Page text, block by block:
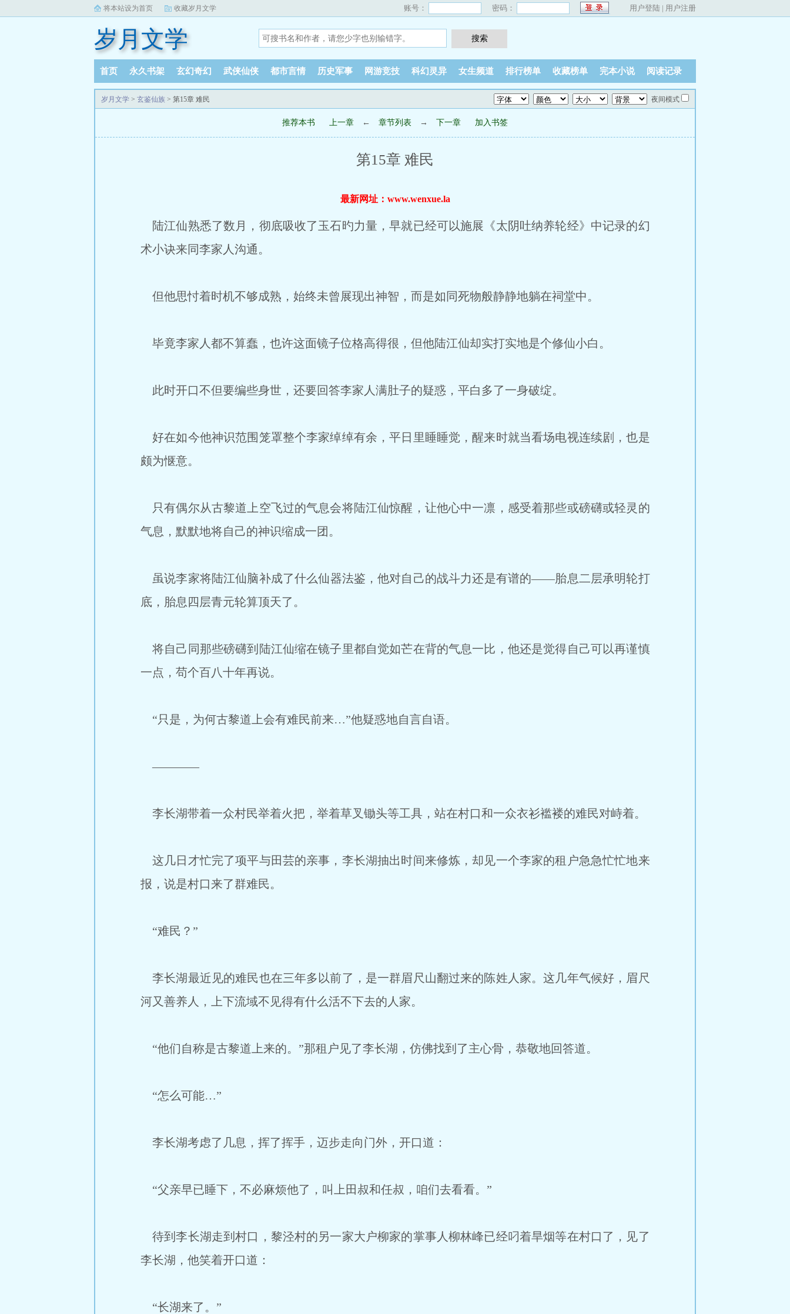
将本站设为首页 收藏岁月文学 账号： 密码： 用户登陆 | 用户注册
岁月文学
首页 永久书架 玄幻奇幻 武侠仙侠 都市言情 历史军事 网游竞技 科幻灵异 女生频道 排行榜单 收藏榜单 完本小说 阅读记录
岁月文学 > 玄鉴仙族 > 第15章 难民 夜间模式
推荐本书 上一章 ← 章节列表 → 下一章 加入书签
第15章 难民
最新网址：www.wenxue.la
陆江仙熟悉了数月，彻底吸收了玉石旳力量，早就已经可以施展《太阴吐纳养轮经》中记录的幻
术小诀来同李家人沟通。
但他思忖着时机不够成熟，始终未曾展现出神智，而是如同死物般静静地躺在祠堂中。
毕竟李家人都不算蠢，也许这面镜子位格高得很，但他陆江仙却实打实地是个修仙小白。
此时开口不但要编些身世，还要回答李家人满肚子的疑惑，平白多了一身破绽。
好在如今他神识范围笼罩整个李家绰绰有余，平日里睡睡觉，醒来时就当看场电视连续剧，也是
颇为惬意。
只有偶尔从古黎道上空飞过的气息会将陆江仙惊醒，让他心中一凛，感受着那些或磅礴或轻灵的
气息，默默地将自己的神识缩成一团。
虽说李家将陆江仙脑补成了什么仙器法鉴，他对自己的战斗力还是有谱的——胎息二层承明轮打
底，胎息四层青元轮算顶天了。
将自己同那些磅礴到陆江仙缩在镜子里都自觉如芒在背的气息一比，他还是觉得自己可以再谨慎
一点，苟个百八十年再说。
“只是，为何古黎道上会有难民前来…”他疑惑地自言自语。
————
李长湖带着一众村民举着火把，举着草叉锄头等工具，站在村口和一众衣衫褴褛的难民对峙着。
这几日才忙完了项平与田芸的亲事，李长湖抽出时间来修炼，却见一个李家的租户急急忙忙地来
报，说是村口来了群难民。
“难民？”
李长湖最近见的难民也在三年多以前了，是一群眉尺山翻过来的陈姓人家。这几年气候好，眉尺
河又善养人，上下流域不见得有什么活不下去的人家。
“他们自称是古黎道上来的。”那租户见了李长湖，仿佛找到了主心骨，恭敬地回答道。
“怎么可能…”
李长湖考虑了几息，挥了挥手，迈步走向门外，开口道：
“父亲早已睡下，不必麻烦他了，叫上田叔和任叔，咱们去看看。”
待到李长湖走到村口，黎泾村的另一家大户柳家的掌事人柳林峰已经叼着旱烟等在村口了，见了
李长湖，他笑着开口道：
“长湖来了。”